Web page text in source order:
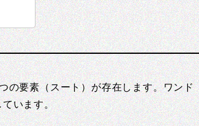
の要素（スート）が存在します。ワンド
います。